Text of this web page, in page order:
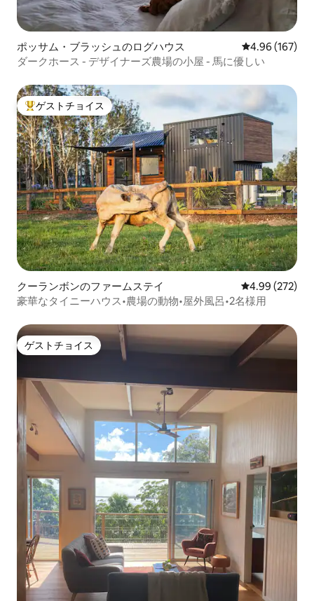
ポッサム・ブラッシュのログハウス レビュー167
4.96 (167)
ダークホース - デザイナーズ農場の小屋 - 馬に優しい
大好評のゲストチョイスです。
ゲストチョイス
クーランボンのファームステイ レビュー272
4.99 (272)
豪華なタイニーハウス•農場の動物•屋外風呂•2名様用
ゲストチョイス
ゲストチョイス